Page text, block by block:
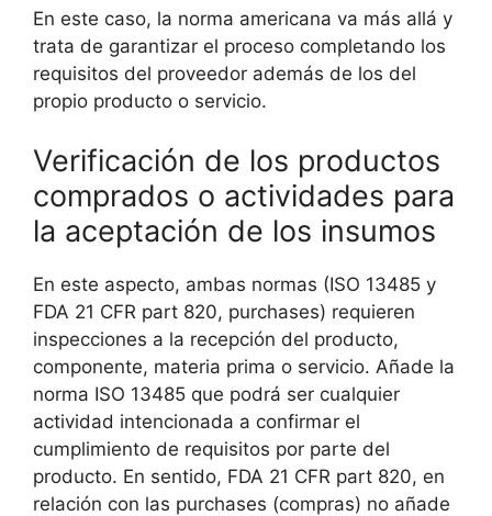
En este caso, la norma americana va más allá y
trata de garantizar el proceso completando los
requisitos del proveedor además de los del
propio producto o servicio.
Verificación de los productos
comprados o actividades para
la aceptación de los insumos
En este aspecto, ambas normas (ISO 13485 y
FDA 21 CFR part 820, purchases) requieren
inspecciones a la recepción del producto,
componente, materia prima o servicio. Añade la
norma ISO 13485 que podrá ser cualquier
actividad intencionada a confirmar el
cumplimiento de requisitos por parte del
producto. En sentido, FDA 21 CFR part 820, en
relación con las purchases (compras) no añade